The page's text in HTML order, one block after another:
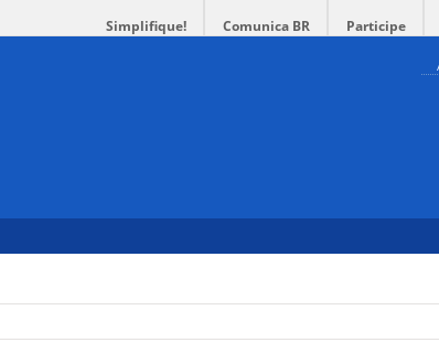
Simplifique! Comunica BR Participe